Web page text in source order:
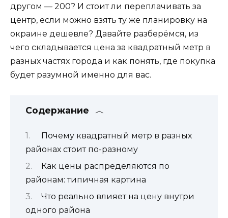
другом — 200? И стоит ли переплачивать за
центр, если можно взять ту же планировку на
окраине дешевле? Давайте разберёмся, из
чего складывается цена за квадратный метр в
разных частях города и как понять, где покупка
будет разумной именно для вас.
Содержание
Почему квадратный метр в разных
районах стоит по-разному
Как цены распределяются по
районам: типичная картина
Что реально влияет на цену внутри
одного района